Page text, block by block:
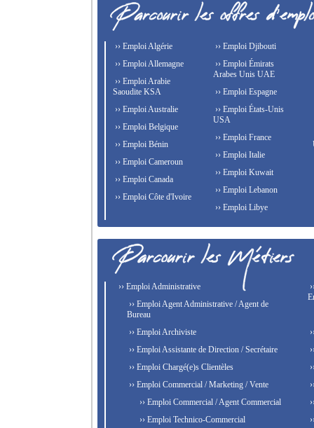
›› Emploi Algérie
›› Emploi Allemagne
›› Emploi Arabie
Saoudite KSA
›› Emploi Australie
›› Emploi Belgique
›› Emploi Bénin
›› Emploi Cameroun
›› Emploi Canada
›› Emploi Côte d'Ivoire
›› Emploi Djibouti
›› Emploi Émirats
Arabes Unis UAE
›› Emploi Espagne
›› Emploi États-Unis
USA
›› Emploi France
›› Emploi Italie
›› Emploi Kuwait
›› Emploi Lebanon
›› Emploi Libye
›› Emploi Administrative
›› Emploi Agent Administrative / Agent de
Bureau
›› Emploi Archiviste
›› Emploi Assistante de Direction / Secrétaire
›› Emploi Chargé(e)s Clientèles
›› Emploi Commercial / Marketing / Vente
›› Emploi Commercial / Agent Commercial
›› Emploi Technico-Commercial